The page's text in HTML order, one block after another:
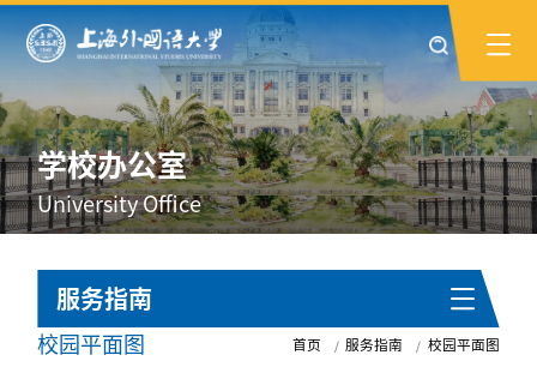
学校办公室
University Office
服务指南
校园平面图 首页 服务指南 校园平面图